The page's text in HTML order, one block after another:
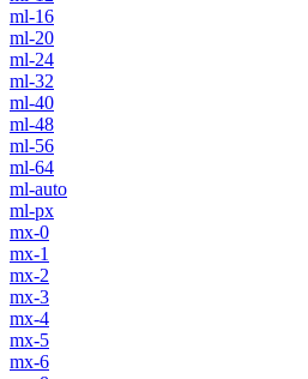
ml-16
ml-20
ml-24
ml-32
ml-40
ml-48
ml-56
ml-64
ml-auto
ml-px
mx-0
mx-1
mx-2
mx-3
mx-4
mx-5
mx-6